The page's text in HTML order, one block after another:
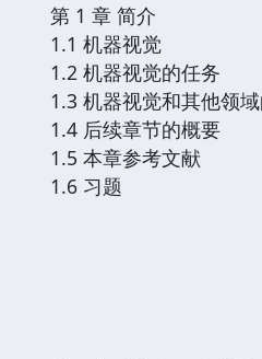
第 1 章 简介
1.1 机器视觉
1.2 机器视觉的任务
1.3 机器视觉和其他领
1.4 后续章节的概要
1.5 本章参考文献
1.6 习题